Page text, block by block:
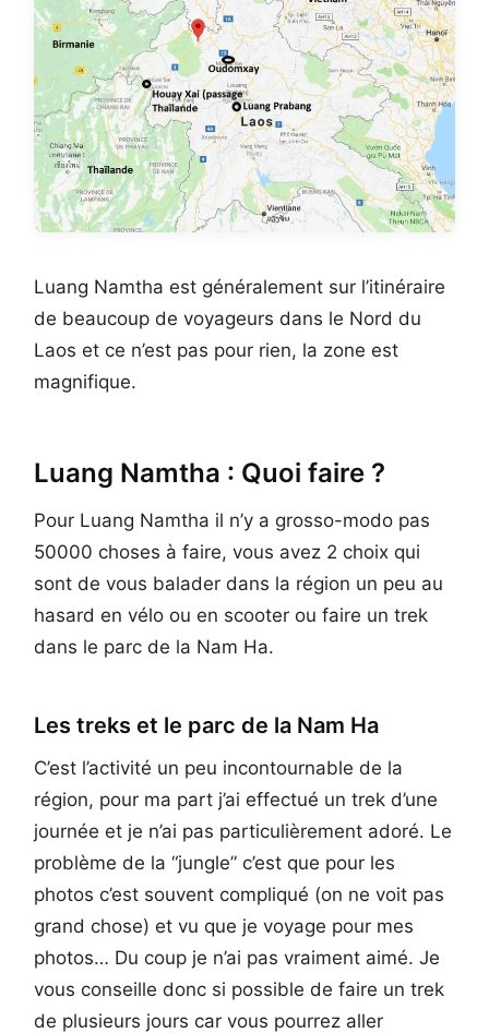
Luang Namtha est généralement sur l’itinéraire
de beaucoup de voyageurs dans le Nord du
Laos et ce n’est pas pour rien, la zone est
magnifique.
Luang Namtha : Quoi faire ?
Pour Luang Namtha il n’y a grosso-modo pas
50000 choses à faire, vous avez 2 choix qui
sont de vous balader dans la région un peu au
hasard en vélo ou en scooter ou faire un trek
dans le parc de la Nam Ha.
Les treks et le parc de la Nam Ha
C’est l’activité un peu incontournable de la
région, pour ma part j’ai effectué un trek d’une
journée et je n’ai pas particulièrement adoré. Le
problème de la “jungle” c’est que pour les
photos c’est souvent compliqué (on ne voit pas
grand chose) et vu que je voyage pour mes
photos… Du coup je n’ai pas vraiment aimé. Je
vous conseille donc si possible de faire un trek
de plusieurs jours car vous pourrez aller